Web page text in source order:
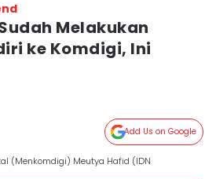
Melakukan
ke Komdigi, Ini
Add Us on Google
(Menkomdigi) Meutya Hafid (IDN